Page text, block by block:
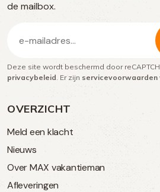
OVERZICHT
Meld een klacht
Nieuws
Over MAX vakantieman
Afleveringen
media
de mailbox.
mailadres
(Vereist)
Deze site wordt beschermd door
privacybeleid . Er zijn servicevoorwaarden